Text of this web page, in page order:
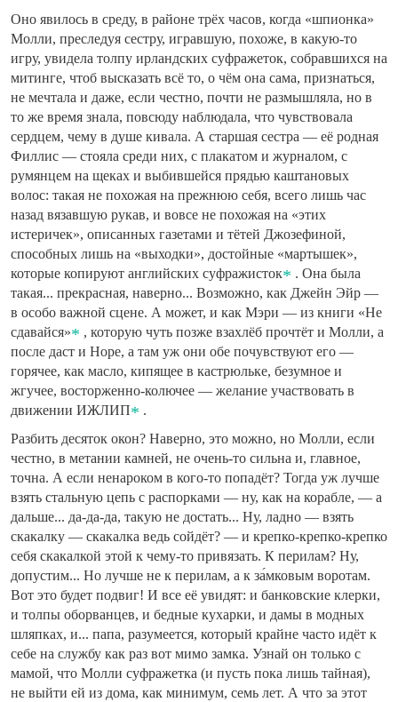
Оно явилось в среду, в районе трёх часов, когда «шпионка»
Молли, преследуя сестру, игравшую, похоже, в какую-то
игру, увидела толпу ирландских суфражеток, собравшихся на
митинге, чтоб высказать всё то, о чём она сама, признаться,
не мечтала и даже, если честно, почти не размышляла, но в
то же время знала, повсюду наблюдала, что чувствовала
сердцем, чему в душе кивала. А старшая сестра — её родная
Филлис — стояла среди них, с плакатом и журналом, с
румянцем на щеках и выбившейся прядью каштановых
волос: такая не похожая на прежнюю себя, всего лишь час
назад вязавшую рукав, и вовсе не похожая на «этих
истеричек», описанных газетами и тётей Джозефиной,
способных лишь на «выходки», достойные «мартышек»,
которые копируют английских суфражисток
. Она была
такая... прекрасная, наверно... Возможно, как Джейн Эйр —
в особо важной сцене. А может, и как Мэри — из книги «Не
сдавайся»
, которую чуть позже взахлёб прочтёт и Молли, а
после даст и Норе, а там уж они обе почувствуют его —
горячее, как масло, кипящее в кастрюльке, безумное и
жгучее, восторженно-колючее — желание участвовать в
движении ИЖЛИП
.
Разбить десяток окон? Наверно, это можно, но Молли, если
честно, в метании камней, не очень-то сильна и, главное,
точна. А если ненароком в кого-то попадёт? Тогда уж лучше
взять стальную цепь с распорками — ну, как на корабле, — а
дальше... да-да-да, такую не достать... Ну, ладно — взять
скакалку — скакалка ведь сойдёт? — и крепко-крепко-крепко
себя скакалкой этой к чему-то привязать. К перилам? Ну,
допустим... Но лучше не к перилам, а к за́мковым воротам.
Вот это будет подвиг! И все её увидят: и банковские клерки,
и толпы оборванцев, и бедные кухарки, и дамы в модных
шляпках, и... папа, разумеется, который крайне часто идёт к
себе на службу как раз вот мимо замка. Узнай он только с
мамой, что Молли суфражетка (и пусть пока лишь тайная),
не выйти ей из дома, как минимум, семь лет. А что за этот